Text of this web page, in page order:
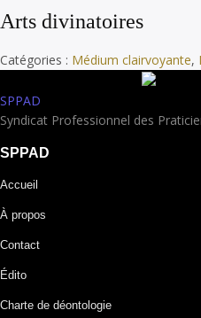
Arts divinatoires
Catégories : Médium clairvoyante,
SPPAD
Syndicat Professionnel des
SPPAD
Accueil
À propos
Contact
Édito
Charte de déontologie